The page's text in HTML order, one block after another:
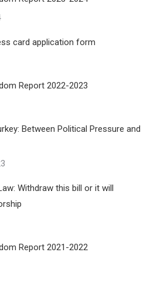
card application form
Report 2022-2023
Between Political Pressure and
Withdraw this bill or it will
Report 2021-2022